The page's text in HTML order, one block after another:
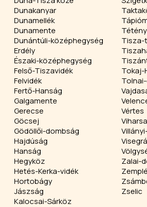
Dunakanyar
Dunamellék
Dunamente
Dunántúli-középhegység
Erdély
Északi-középhegység
Felső-Tiszavidék
Felvidék
Fertő-Hanság
Galgamente
Gerecse
Göcsej
Gödöllői-dombság
Hajdúság
Hanság
Hegyköz
Hetés-Kerka-vidék
Hortobágy
Jászság
Kalocsai-Sárköz
Tisza-
Tokaj-
Vértes
Zalai-
Zselic